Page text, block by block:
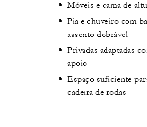
Móveis e cama de
Pia e chuveiro com
assento dobrável
Privadas adaptadas
apoio
Espaço suficiente
cadeira de rodas